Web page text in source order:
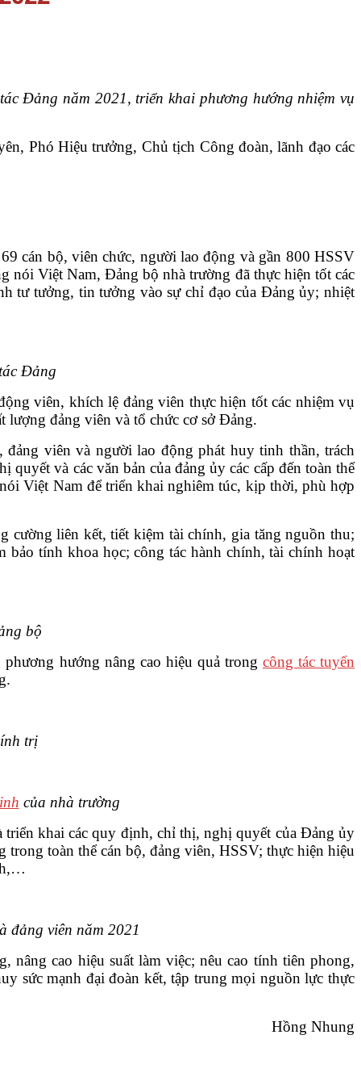
Đảng năm 2021, triển khai phương hướng nhiệm vụ
Phó Hiệu trưởng, Chủ tịch Công đoàn, lãnh đạo các
cán bộ, viên chức, người lao động và gần 800 HSSV
nói Việt Nam, Đảng bộ nhà trường đã thực hiện tốt các
tư tưởng, tin tưởng vào sự chỉ đạo của Đảng ủy; nhiệt
Đảng
viên, khích lệ đảng viên thực hiện tốt các nhiệm vụ
lượng đảng viên và tổ chức cơ sở Đảng.
viên và người lao động phát huy tinh thần, trách
và các văn bản của đảng ủy các cấp đến toàn thể
Việt Nam để triển khai nghiêm túc, kịp thời, phù hợp
cường liên kết, tiết kiệm tài chính, gia tăng nguồn thu;
bảo tính khoa học; công tác hành chính, tài chính hoạt
bộ
hướng nâng cao hiệu quả trong công tác tuyển
trị
của nhà trường
khai các quy định, chỉ thị, nghị quyết của Đảng ủy
toàn thể cán bộ, đảng viên, HSSV; thực hiện hiệu
đảng viên năm 2021
cao hiệu suất làm việc; nêu cao tính tiên phong,
sức mạnh đại đoàn kết, tập trung mọi nguồn lực thực
Hồng Nhung